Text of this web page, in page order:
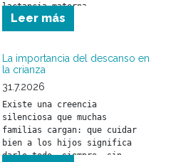
lactancia materna.
Leer más
La importancia del descanso en
la crianza
31.7.2026
Existe una creencia
silenciosa que muchas
familias cargan: que cuidar
bien a los hijos significa
darlo todo, siempre, sin